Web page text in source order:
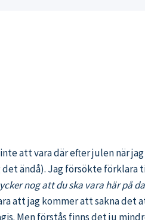
att vara där efter julen när
det ändå). Jag försökte
nog att du ska vara här på
att jag kommer att sakna det
Men förstås finns det ju